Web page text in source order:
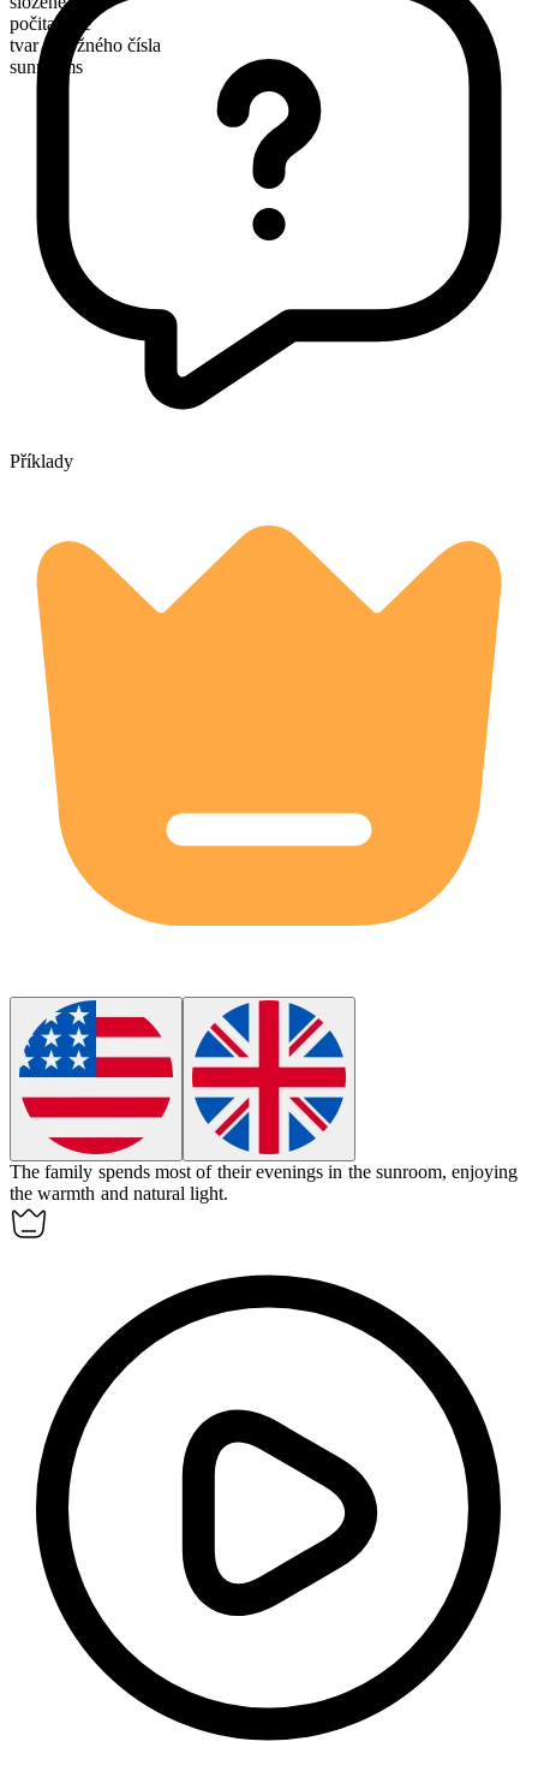
počitatelné
tvar množného čísla
sunrooms
Příklady
The family spends most of their evenings in the sunroom, enjoying
the warmth and natural light.